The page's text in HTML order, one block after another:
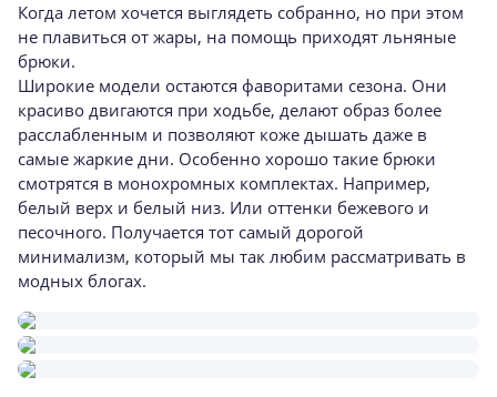
Когда летом хочется выглядеть собранно, но при этом
не плавиться от жары, на помощь приходят льняные
брюки.
Широкие модели остаются фаворитами сезона. Они
красиво двигаются при ходьбе, делают образ более
расслабленным и позволяют коже дышать даже в
самые жаркие дни. Особенно хорошо такие брюки
смотрятся в монохромных комплектах. Например,
белый верх и белый низ. Или оттенки бежевого и
песочного. Получается тот самый дорогой
минимализм, который мы так любим рассматривать в
модных блогах.